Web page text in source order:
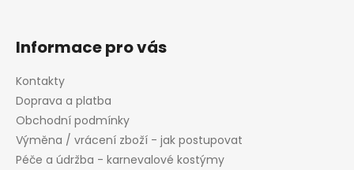
Informace pro vás
Kontakty
Doprava a platba
Obchodní podmínky
Výměna / vrácení zboží - jak postupovat
Péče a údržba - karnevalové kostýmy